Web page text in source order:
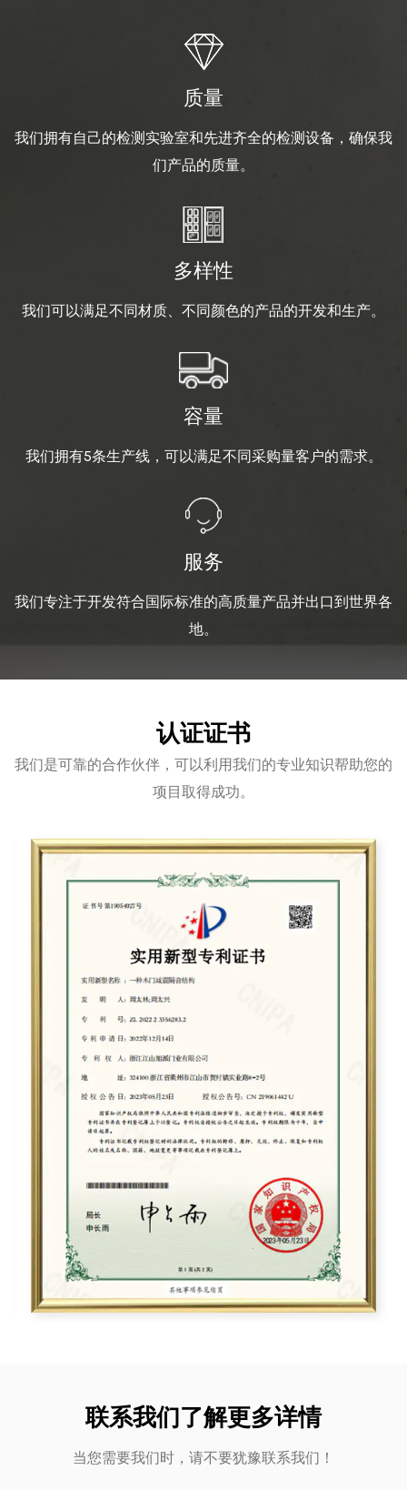
质量
我们拥有自己的检测实验室和先进齐全的检测设备，确保我
们产品的质量。
多样性
我们可以满足不同材质、不同颜色的产品的开发和生产。
容量
我们拥有5条生产线，可以满足不同采购量客户的需求。
服务
我们专注于开发符合国际标准的高质量产品并出口到世界各
地。
认证证书
我们是可靠的合作伙伴，可以利用我们的专业知识帮助您的
项目取得成功。
联系我们了解更多详情
当您需要我们时，请不要犹豫联系我们！